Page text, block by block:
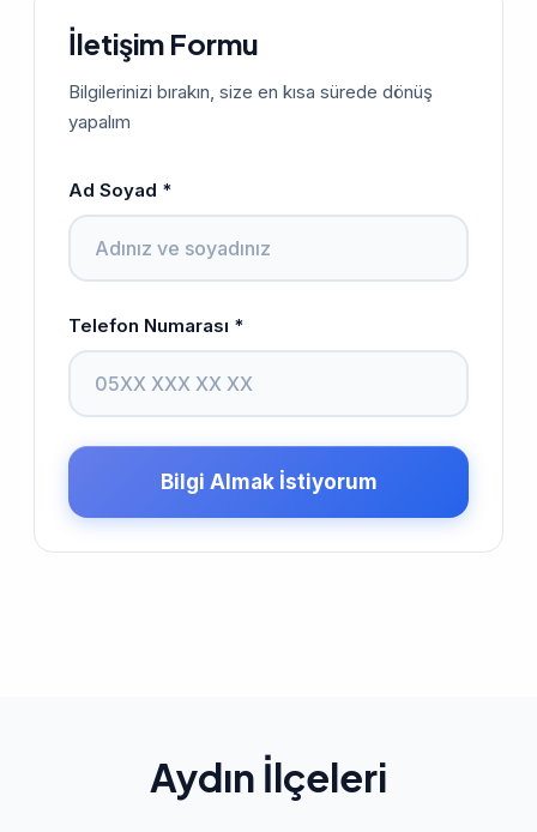
İletişim Formu
Bilgilerinizi bırakın, size en kısa sürede dönüş
yapalım
Ad Soyad *
Telefon Numarası *
Bilgi Almak İstiyorum
Aydın İlçeleri